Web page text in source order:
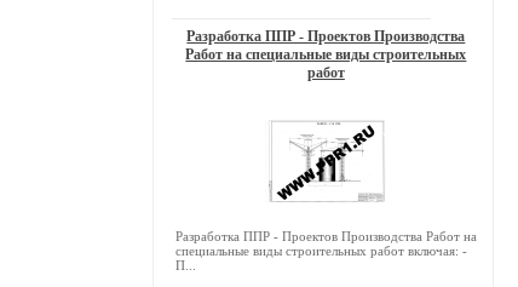
Разработка ППР - Проектов Производства
Работ на специальные виды строительных
работ
Разработка ППР - Проектов Производства Работ на
специальные виды строительных работ включая: -
П...